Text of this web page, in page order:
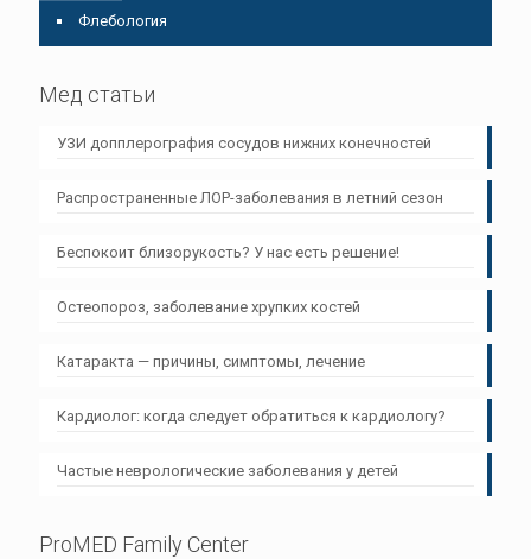
Флебология
Мед статьи
УЗИ допплерография сосудов нижних конечностей
Распространенные ЛОР-заболевания в летний сезон
Беспокоит близорукость? У нас есть решение!
Остеопороз, заболевание хрупких костей
Катаракта — причины, симптомы, лечение
Кардиолог: когда следует обратиться к кардиологу?
Частые неврологические заболевания у детей
ProMED Family Center